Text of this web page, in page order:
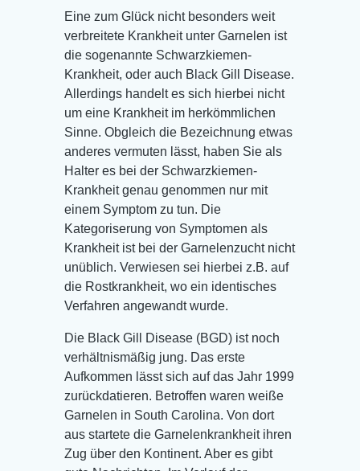
Eine zum Glück nicht besonders weit
verbreitete Krankheit unter Garnelen ist
die sogenannte Schwarzkiemen-
Krankheit, oder auch Black Gill Disease.
Allerdings handelt es sich hierbei nicht
um eine Krankheit im herkömmlichen
Sinne. Obgleich die Bezeichnung etwas
anderes vermuten lässt, haben Sie als
Halter es bei der Schwarzkiemen-
Krankheit genau genommen nur mit
einem Symptom zu tun. Die
Kategoriserung von Symptomen als
Krankheit ist bei der Garnelenzucht nicht
unüblich. Verwiesen sei hierbei z.B. auf
die Rostkrankheit, wo ein identisches
Verfahren angewandt wurde.
Die Black Gill Disease (BGD) ist noch
verhältnismäßig jung. Das erste
Aufkommen lässt sich auf das Jahr 1999
zurückdatieren. Betroffen waren weiße
Garnelen in South Carolina. Von dort
aus startete die Garnelenkrankheit ihren
Zug über den Kontinent. Aber es gibt